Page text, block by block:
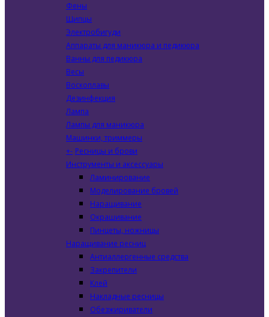
Фены
Щипцы
Электробигуди
Аппараты для маникюра и педикюра
Ванны для педикюра
Весы
Воскоплавы
Дезинфекция
Лампа
Лампы для маникюра
Машинки, триммеры
+- Ресницы и брови
Инструменты и аксессуары
Ламинирование
Моделирование бровей
Наращивание
Окрашивание
Пинцеты, ножницы
Наращивание ресниц
Антиаллергенные средства
Закрепители
Клей
Накладные ресницы
Обезжириватели